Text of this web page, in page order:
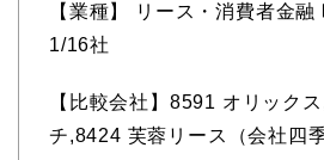
【業種】 リース・消費者金融
1/16社
【比較会社】8591 オリック
チ,8424 芙蓉リース（会社四